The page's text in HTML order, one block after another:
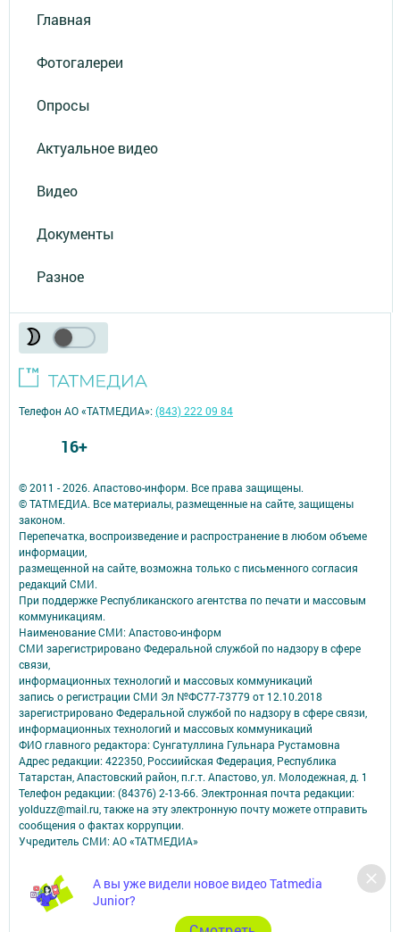
Главная
Фотогалереи
Опросы
Актуальное видео
Видео
Документы
Разное
А вы уже видели новое видео Tatmedia
Junior?
© 2011 - 2026. Апастово-информ. Все права защищены.
© ТАТМЕДИА. Все материалы, размещенные на сайте, защищены
законом.
Перепечатка, воспроизведение и распространение в любом объеме
информации,
размещенной на сайте, возможна только с письменного согласия
редакций СМИ.
При поддержке Республиканского агентства по печати и массовым
коммуникациям.
Наименование СМИ: Апастово-информ
СМИ зарегистрировано Федеральной службой по надзору в сфере
связи,
информационных технологий и массовых коммуникаций
запись о регистрации СМИ Эл №ФС77-73779 от 12.10.2018
зарегистрировано Федеральной службой по надзору в сфере связи,
информационных технологий и массовых коммуникаций
ФИО главного редактора: Сунгатуллина Гульнара Рустамовна
Адрес редакции: 422350, Россиийская Федерация, Республика
Татарстан, Апастовский район, п.г.т. Апастово, ул. Молодежная, д. 1
Телефон редакции: (84376) 2-13-66. Электронная почта редакции:
yolduzz@mail.ru, также на эту электронную почту можете отправить
сообщения о фактах коррупции.
Учредитель СМИ: АО «ТАТМЕДИА»
Антикоррупционная политика
АО «ТАТМЕДИА» использует «cookie»для персонализации сервисов и
удобства пользователей сайтом.
Использование «cookie» можно отменить в настройках браузера.
Телефон АО «ТАТМЕДИА»:(843) 222 09 84
16+